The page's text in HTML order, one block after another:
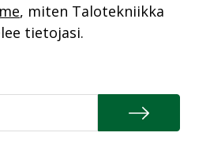
, miten Talotekniikka
tietojasi.